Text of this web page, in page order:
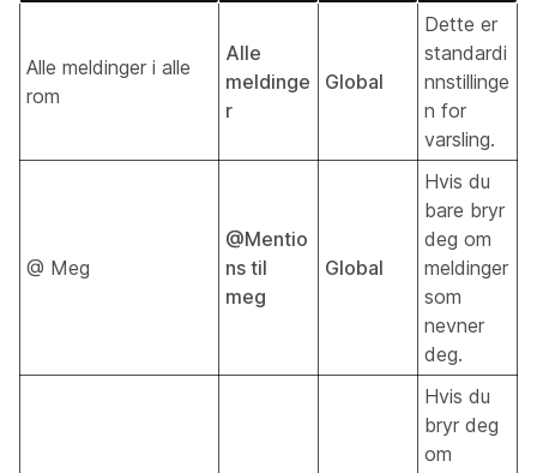
Alle meldinger i alle
rom
Alle
meldinge
r
Global
Dette er
standardi
nnstillinge
n for
varsling.
@ Meg
@Mentio
ns til
meg
Global
Hvis du
bare bryr
deg om
meldinger
som
nevner
deg.
Hvis du
bryr deg
om